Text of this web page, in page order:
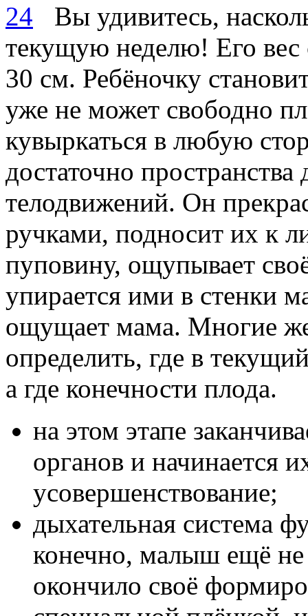
Вы удивитесь,
текущую неделю! Его вес
30 см. Ребёночку
уже не может свободно
кувыркаться в любую
достаточно
телодвижений. Он
ручками, подносит их к
пуповину, ощупывает
упирается ими в стенки
ощущает мама. Многие
определить, где в
а где конечности плода.
на этом этапе
органов и начинается
усовершенствование;
дыхательная система
конечно, малыш ещё
окончило своё